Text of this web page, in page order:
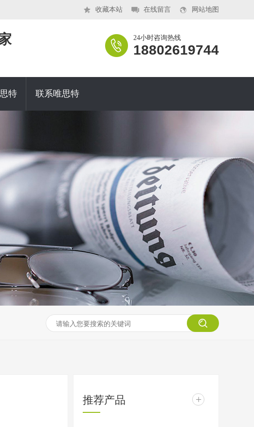
收藏本站 在线留言 网站地图
24小时咨询热线
18802619744
特 联系唯思特
推荐产品 +